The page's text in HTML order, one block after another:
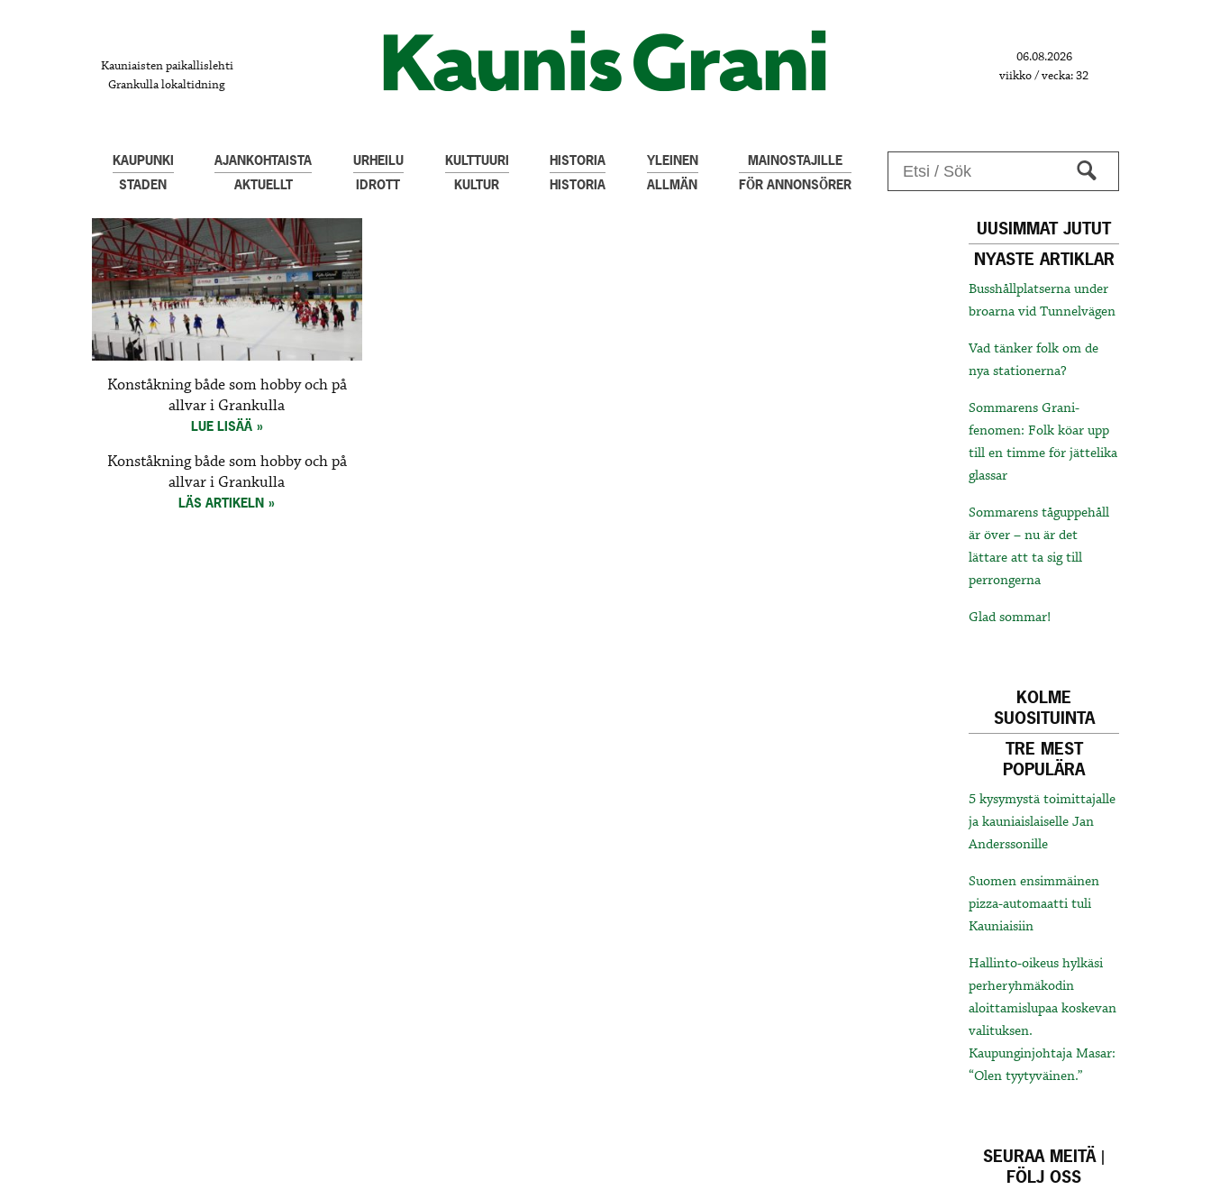
Kauniaisten paikallislehti
Grankulla lokaltidning
06.08.2026
viikko / vecka: 32
KAUPUNKI
STADEN
AJANKOHTAISTA
AKTUELLT
URHEILU
IDROTT
KULTTUURI
KULTUR
HISTORIA
HISTORIA
YLEINEN
ALLMÄN
MAINOSTAJILLE
FÖR ANNONSÖRER
Konståkning både som hobby och på
allvar i Grankulla
LUE LISÄÄ
Konståkning både som hobby och på
allvar i Grankulla
LÄS ARTIKELN
UUSIMMAT JUTUT
NYASTE ARTIKLAR
Busshållplatserna under
broarna vid Tunnelvägen
Vad tänker folk om de
nya stationerna?
Sommarens Grani-
fenomen: Folk köar upp
till en timme för jättelika
glassar
Sommarens tåguppehåll
är över – nu är det
lättare att ta sig till
perrongerna
Glad sommar!
KOLME
SUOSITUINTA
TRE MEST
POPULÄRA
5 kysymystä toimittajalle
ja kauniaislaiselle Jan
Anderssonille
Suomen ensimmäinen
pizza-automaatti tuli
Kauniaisiin
Hallinto-oikeus hylkäsi
perheryhmäkodin
aloittamislupaa koskevan
valituksen.
Kaupunginjohtaja Masar:
“Olen tyytyväinen.”
SEURAA MEITÄ |
FÖLJ OSS